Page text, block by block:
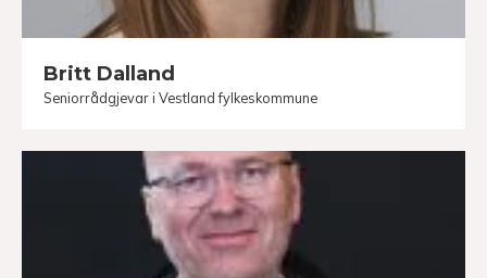
Britt Dalland
Seniorrådgjevar i Vestland fylkeskommune